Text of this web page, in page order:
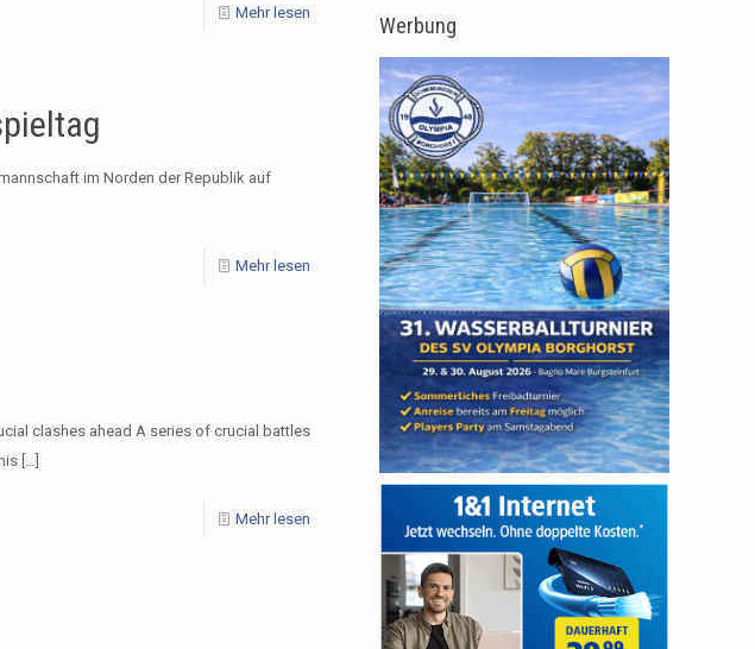
Mehr lesen
im Norden der Republik auf
Mehr lesen
clashes ahead A series of crucial battles
[…]
Mehr lesen
Werbung